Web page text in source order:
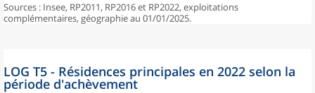
Sources : Insee, RP2011, RP2016 et RP2022, exploitations
complémentaires, géographie au 01/01/2025.
LOG T5 - Résidences principales en 2022 selon la
période d'achèvement